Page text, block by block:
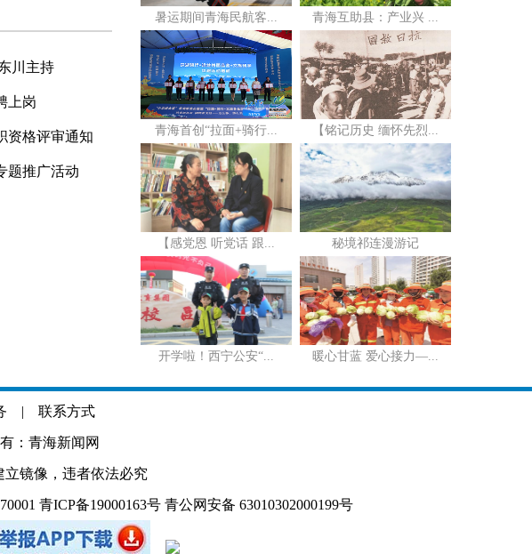
川主持
上岗
资格评审通知
题推广活动
暑运期间青海民航客... 青海互助县：产业兴 ...
青海首创“拉面+骑行... 【铭记历史 缅怀先烈...
【感党恩 听党话 跟... 秘境祁连漫游记
开学啦！西宁公安“... 暖心甘蓝 爱心接力—...
| 联系方式
：青海新闻网
镜像，违者依法必究
青ICP备19000163号 青公网安备 63010302000199号